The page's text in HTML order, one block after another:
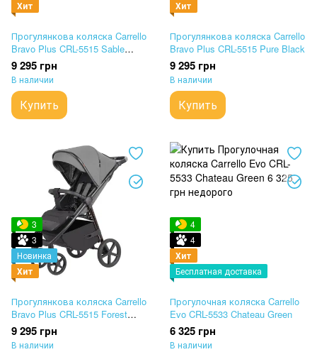
Хит
Прогулянкова коляска Carrello
Bravo Plus CRL-5515 Sable
Beige
9 295 грн
В наличии
Купить
Хит
Прогулянкова коляска Carrello
Bravo Plus CRL-5515 Pure Black
9 295 грн
В наличии
Купить
3
3
Новинка
Хит
Прогулянкова коляска Carrello
Bravo Plus CRL-5515 Forest
Grey
9 295 грн
В наличии
4
4
Хит
Бесплатная доставка
Прогулочная коляска Carrello
Evo CRL-5533 Chateau Green
6 325 грн
В наличии